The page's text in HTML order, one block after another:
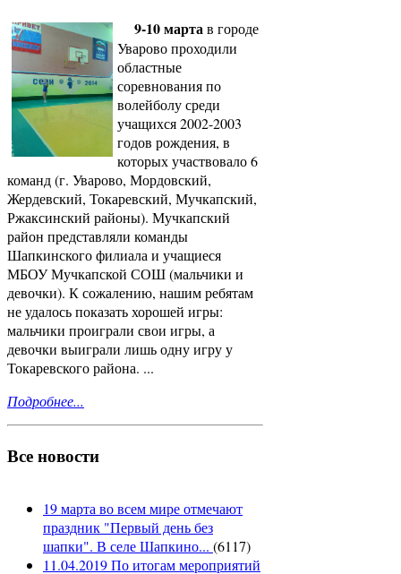
9-10 мартав городе
Уварово проходили
областные
соревнования по
волейболу среди
учащихся 2002-2003
годов рождения, в
которых участвовало 6
команд (г. Уварово, Мордовский,
Жердевский, Токаревский, Мучкапский,
Ржаксинский районы). Мучкапский
район представляли команды
Шапкинского филиала и учащиеся
МБОУ Мучкапской СОШ (мальчики и
девочки). К сожалению, нашим ребятам
не удалось показать хорошей игры:
мальчики проиграли свои игры, а
девочки выиграли лишь одну игру у
Токаревского района. ...
Подробнее...
Все новости
19 марта во всем мире отмечают
праздник "Первый день без
шапки". В селе Шапкино... (6117)
11.04.2019 По итогам мероприятий